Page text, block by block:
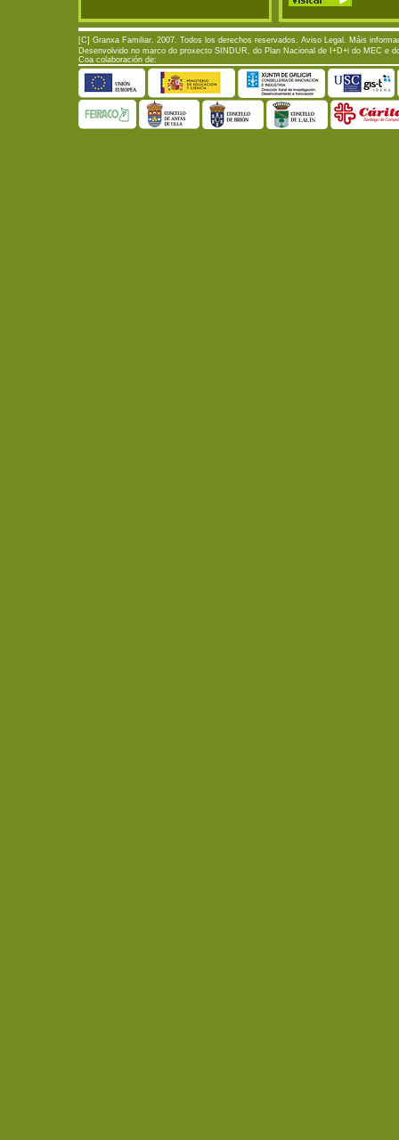
[C] Granxa Familiar. 2007. Todos los derechos reservados. Aviso Legal . Máis
Desenvolvido no marco do proxecto SINDUR, do Plan Nacional de I+D+i do MEC e
Coa colaboración de: